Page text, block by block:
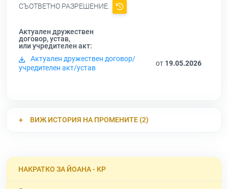
СЪОТВЕТНО РАЗРЕШЕНИЕ.
Актуален дружествен
договор, устав,
или учредителен акт:
Актуален дружествен договор/
учредителен акт/устав
от 19.05.2026
ВИЖ ИСТОРИЯ НА ПРОМЕНИТЕ (2)
НАКРАТКО ЗА ЙОАНА - КР